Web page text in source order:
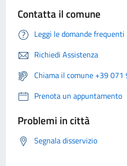
Contatta il comune
Leggi le domande frequenti
Richiedi Assistenza
Chiama il comune +39 071
Prenota un appuntamento
Problemi in città
Segnala disservizio